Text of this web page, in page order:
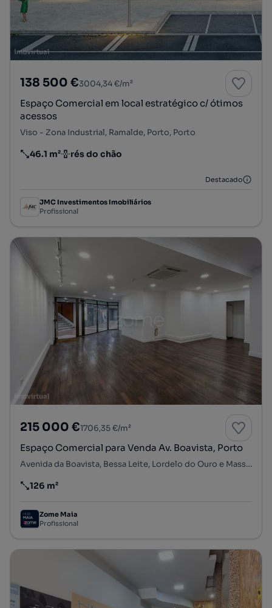
138 500 €3004,34 €/m²
Espaço Comercial em local estratégico c/ ótimos
acessos
Viso - Zona Industrial, Ramalde, Porto, Porto
Preço por metro quadrado
46.1 m²
Andar rés do chão
Destacado
JMC Investimentos Imobiliários
Profissional
215 000 €1706,35 €/m²
Espaço Comercial para Venda Av. Boavista, Porto
Avenida da Boavista, Bessa Leite, Lordelo do Ouro e Massarelos, Porto, Porto
Preço por metro quadrado
126 m²
Zome Maia
Profissional